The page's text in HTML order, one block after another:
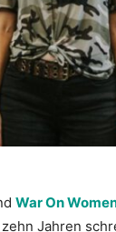
War On
Jahren